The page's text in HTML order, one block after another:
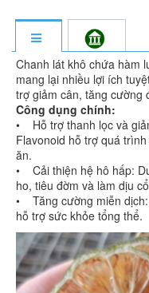
Chanh lát khô chứa hàm
mang lại nhiều lợi ích
trợ giảm cân, tăng cường
Công dụng chính:
• Hỗ trợ thanh lọc và
Flavonoid hỗ trợ quá
ăn.
• Cải thiện hệ hô hấp:
ho, tiêu đờm và làm dịu
• Tăng cường miễn dịch:
hỗ trợ sức khỏe tổng thể.